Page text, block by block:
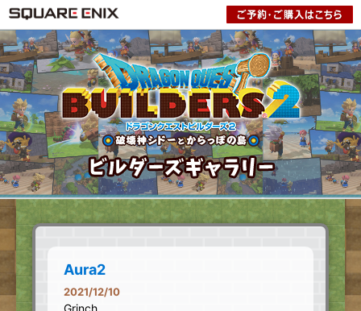
Aura2
2021/12/10
Grinch